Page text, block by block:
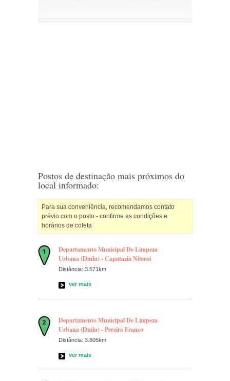
Postos de destinação mais próximos do
local informado:
Para sua conveniência, recomendamos contato
prévio com o posto - confirme as condições e
horários de coleta
Departamento Municipal De Limpeza
Urbana (Dmlu) - Capatazia Niteroi
Distância: 3.571km
ver mais
Departamento Municipal De Limpeza
Urbana (Dmlu) - Pereira Franco
Distância: 3.805km
ver mais